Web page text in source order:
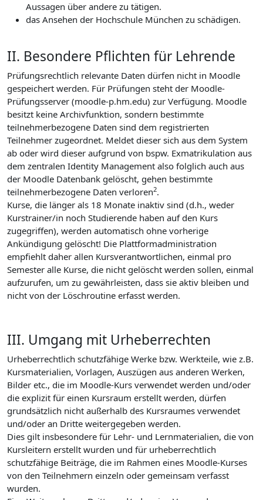
Aussagen über andere zu tätigen.
das Ansehen der Hochschule München zu schädigen.
II. Besondere Pflichten für Lehrende
Prüfungsrechtlich relevante Daten dürfen nicht in Moodle
gespeichert werden. Für Prüfungen steht der Moodle-
Prüfungsserver (moodle-p.hm.edu) zur Verfügung. Moodle
besitzt keine Archivfunktion, sondern bestimmte
teilnehmerbezogene Daten sind dem registrierten
Teilnehmer zugeordnet. Meldet dieser sich aus dem System
ab oder wird dieser aufgrund von bspw. Exmatrikulation aus
dem zentralen Identity Management also folglich auch aus
der Moodle Datenbank gelöscht, gehen bestimmte
teilnehmerbezogene Daten verloren2.
Kurse, die länger als 18 Monate inaktiv sind (d.h., weder
Kurstrainer/in noch Studierende haben auf den Kurs
zugegriffen), werden automatisch ohne vorherige
Ankündigung gelöscht! Die Plattformadministration
empfiehlt daher allen Kursverantwortlichen, einmal pro
Semester alle Kurse, die nicht gelöscht werden sollen, einmal
aufzurufen, um zu gewährleisten, dass sie aktiv bleiben und
nicht von der Löschroutine erfasst werden.
III. Umgang mit Urheberrechten
Urheberrechtlich schutzfähige Werke bzw. Werkteile, wie z.B.
Kursmaterialien, Vorlagen, Auszügen aus anderen Werken,
Bilder etc., die im Moodle-Kurs verwendet werden und/oder
die explizit für einen Kursraum erstellt werden, dürfen
grundsätzlich nicht außerhalb des Kursraumes verwendet
und/oder an Dritte weitergegeben werden.
Dies gilt insbesondere für Lehr- und Lernmaterialien, die von
Kursleitern erstellt wurden und für urheberrechtlich
schutzfähige Beiträge, die im Rahmen eines Moodle-Kurses
von den Teilnehmern einzeln oder gemeinsam verfasst
wurden.